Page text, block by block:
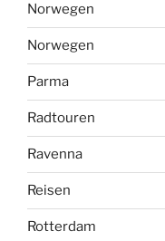
Norwegen
Norwegen
Parma
Radtouren
Ravenna
Reisen
Rotterdam